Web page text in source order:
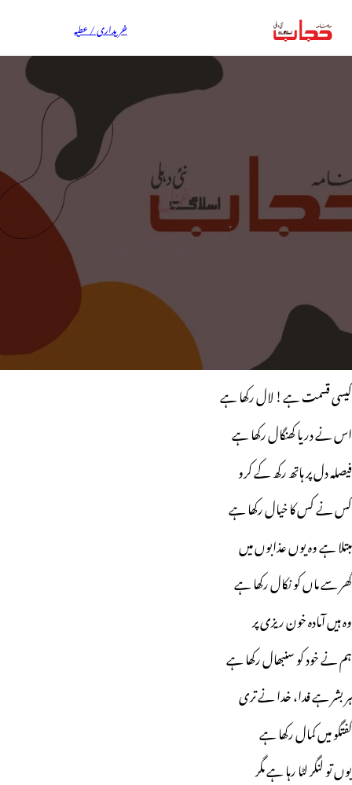
خریداری / عطیہ
غزل
نعیم ناداں سہسپوری
کیسی قسمت ہے! لال رکھا ہے
اس نے دریا کھنگال رکھا ہے
فیصلہ دل پر ہاتھ رکھ کے کرو
کس نے کس کا خیال رکھا ہے
مبتلا ہے وہ یوں عذابوں میں
گھر سے ماں کو نکال رکھا ہے
وہ ہیں آمادہ خون ریزی پر
ہم نے خود کو سنبھال رکھا ہے
ہر بشر ہے فدا، خدا نے تری
گفتگو میں کمال رکھا ہے
یوں تو لنگر لٹا رہا ہے مگر